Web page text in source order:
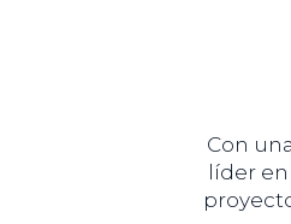
Con
líder